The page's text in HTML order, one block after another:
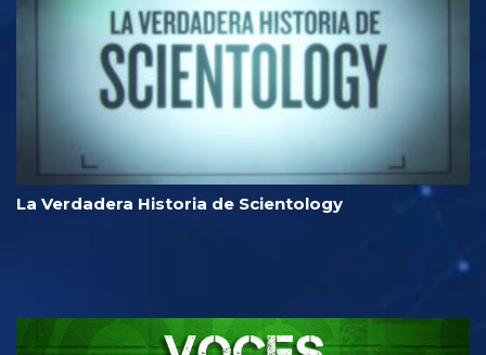
La Verdadera Historia de Scientology